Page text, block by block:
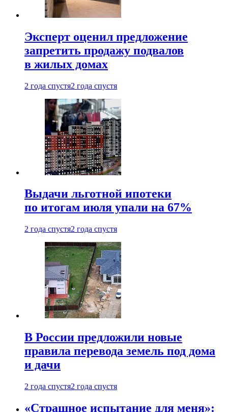
Эксперт оценил предложение
запретить продажу подвалов
в жилых домах
2 года спустя2 года спустя
Выдачи льготной ипотеки
по итогам июля упали на 67%
2 года спустя2 года спустя
В России предложили новые
правила перевода земель под дома
и дачи
2 года спустя2 года спустя
«Страшное испытание для меня»: